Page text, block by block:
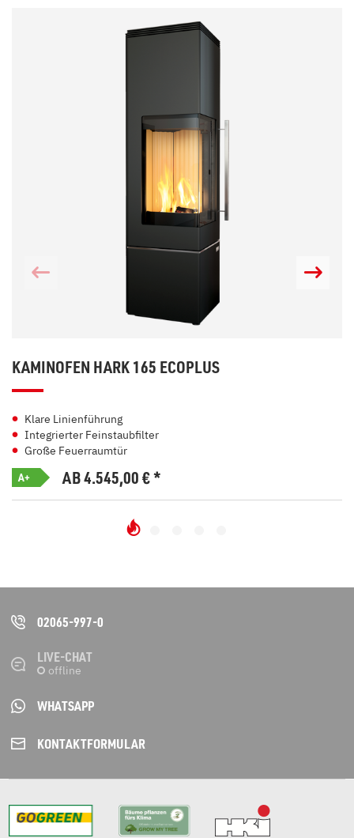
KAMINOFEN HARK 165 ECOPLUS
Klare Linienführung
Integrierter Feinstaubfilter
Große Feuerraumtür
A+ AB 4.545,00€*
02065-997-0
LIVE-CHAT
WHATSAPP
KONTAKT­FORMULAR